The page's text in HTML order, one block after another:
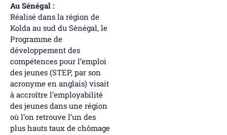
Au Sénégal :
Réalisé dans la région de
Kolda au sud du Sénégal, le
Programme de
développement des
compétences pour l’emploi
des jeunes (STEP, par son
acronyme en anglais) visait
à accroître l’employabilité
des jeunes dans une région
où l’on retrouve l’un des
plus hauts taux de chômage